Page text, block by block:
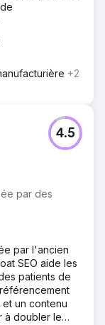
+2
par des
4.5
par l'ancien
SEO aide les
patients de
un contenu
à doubler le